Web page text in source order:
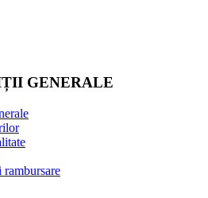
GENERALE
rambursare